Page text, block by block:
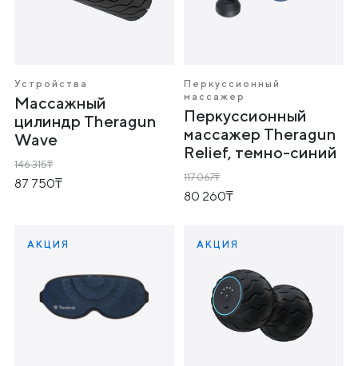
Устройства
Массажный
цилиндр Theragun
Wave
146 315
87 750
Перкуссионный
массажер
Перкуссионный
массажер Theragun
Relief, темно-синий
117 067
80 260
АКЦИЯ АКЦИЯ